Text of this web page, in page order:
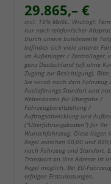
29.865,– €
incl. 19% MwSt.. Wichtig!:
nur nach telefonischer
Durch unsere bundesweite
befinden sich viele unserer
im Außenlager / Zentrallager,
ganz Deutschland (oft ohne
Zugang zur Besichtigung). Bitte
Sie vorab nach dem Fahrzeug /
Auslieferungs-Standort und
Nebenkosten für Übergabe /
Fahrzeugbereitstellung /
Auftragsabwicklung und
("Überführungskosten") für Ihr
Wunschfahrzeug. Diese liegen
Regel zwischen 60,00 und
nach Fahrzeug und Standort.
Transport an Ihre Adresse ist
Regel möglich. Bei EU-
erfolgen Erstzulassungen,